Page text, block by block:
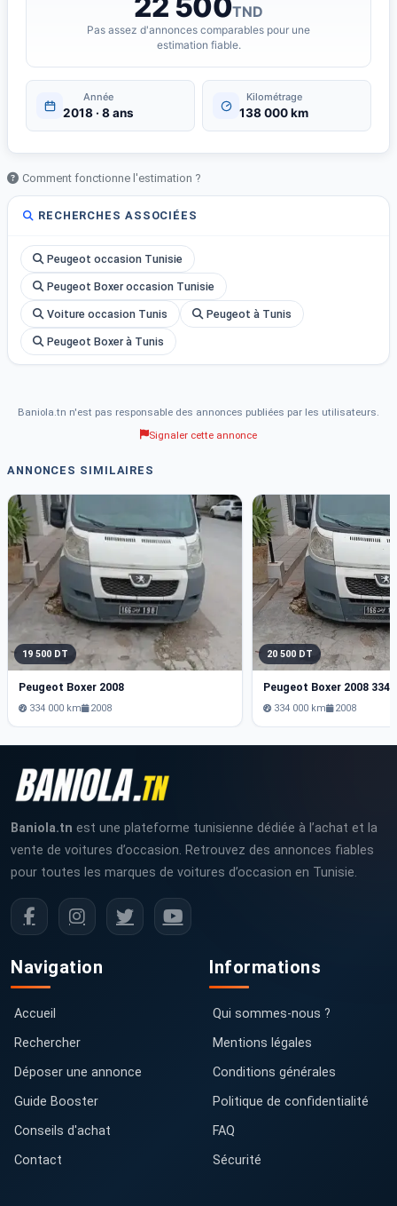
TND
Pas assez d'annonces comparables pour une
estimation fiable.
Année
2018 · 8 ans
Kilométrage
138 000 km
Comment fonctionne l'estimation ?
RECHERCHES ASSOCIÉES
Peugeot occasion Tunisie
Peugeot Boxer occasion Tunisie
Voiture occasion Tunis Peugeot à Tunis
Peugeot Boxer à Tunis
Baniola.tn n'est pas responsable des annonces publiées par les utilisateurs.
Signaler cette annonce
ANNONCES SIMILAIRES
19 500 DT
Peugeot Boxer 2008
334 000 km 2008
20 500 DT
Peugeot Boxer 2008
334 000 km 2008
Baniola.tn est une plateforme tunisienne dédiée à l’achat et la
vente de voitures d’occasion. Retrouvez des annonces fiables
pour toutes les marques de voitures d’occasion en Tunisie.
Navigation
Accueil
Rechercher
Déposer une annonce
Guide Booster
Conseils d'achat
Contact
Informations
Qui sommes-nous ?
Mentions légales
Conditions générales
Politique de confidentialité
FAQ
Sécurité